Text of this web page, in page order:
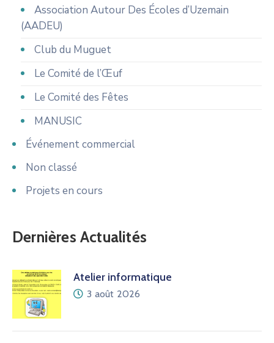
Association Autour Des Écoles d’Uzemain
(AADEU)
Club du Muguet
Le Comité de l’Œuf
Le Comité des Fêtes
MANUSIC
Événement commercial
Non classé
Projets en cours
Dernières Actualités
Atelier informatique
3 août 2026